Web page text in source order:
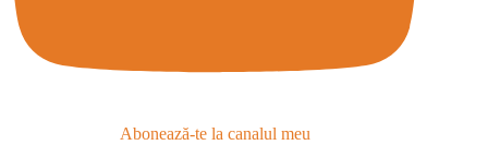
Abonează-te la canalul meu